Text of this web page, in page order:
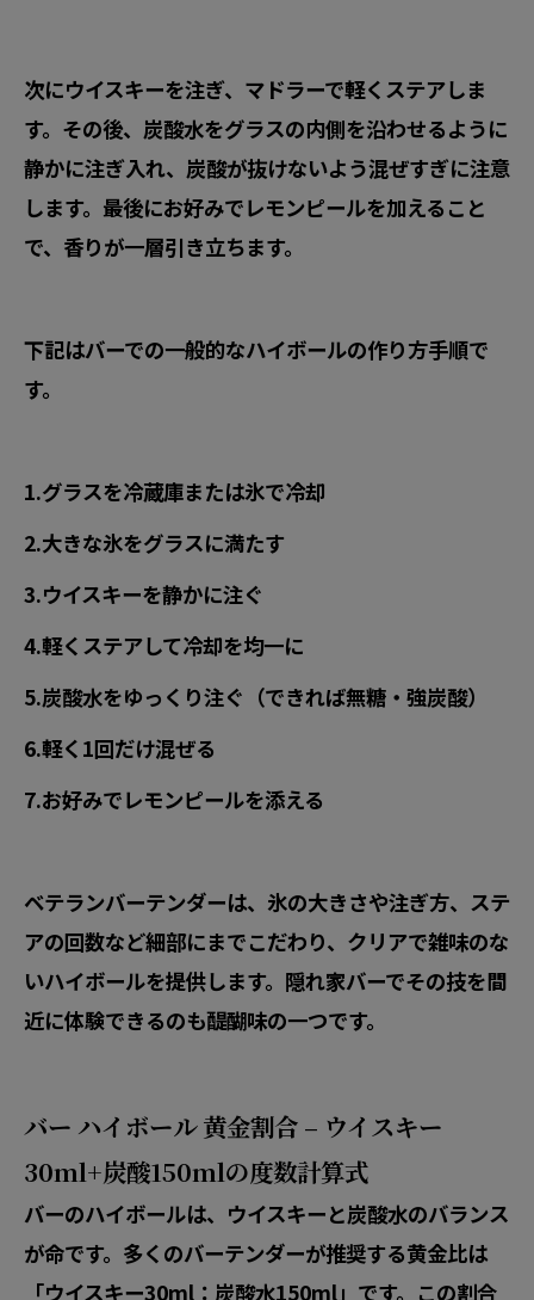
次にウイスキーを注ぎ、マドラーで軽くステアしま
す。その後、炭酸水をグラスの内側を沿わせるように
静かに注ぎ入れ、炭酸が抜けないよう混ぜすぎに注意
します。最後にお好みでレモンピールを加えること
で、香りが一層引き立ちます。
下記はバーでの一般的なハイボールの作り方手順で
す。
1.グラスを冷蔵庫または氷で冷却
2.大きな氷をグラスに満たす
3.ウイスキーを静かに注ぐ
4.軽くステアして冷却を均一に
5.炭酸水をゆっくり注ぐ（できれば無糖・強炭酸）
6.軽く1回だけ混ぜる
7.お好みでレモンピールを添える
ベテランバーテンダーは、氷の大きさや注ぎ方、ステ
アの回数など細部にまでこだわり、クリアで雑味のな
いハイボールを提供します。隠れ家バーでその技を間
近に体験できるのも醍醐味の一つです。
バー ハイボール 黄金割合 – ウイスキー
30ml+炭酸150mlの度数計算式
バーのハイボールは、ウイスキーと炭酸水のバランス
が命です。多くのバーテンダーが推奨する黄金比は
「ウイスキー30ml：炭酸水150ml」です。この割合